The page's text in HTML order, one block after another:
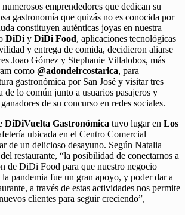
emprendedores que dedican su
gastronomía que quizás no es conocida por
constituyen auténticas joyas en nuestra
DiDi y DiDi Food, aplicaciones tecnológicas
y entrega de comida, decidieron aliarse
Joao Gómez y Stephanie Villalobos, más
como @adondeircostarica, para
gastronómica por San José y visitar tres
de lo común junto a usuarios pasajeros y
de su concurso en redes sociales.
DiDiVuelta Gastronómica tuvo lugar en Los
ubicada en el Centro Comercial
de un delicioso desayuno. Según Natalia
restaurante, “la posibilidad de conectarnos a
de DiDi Food para que nuestro negocio
la pandemia fue un gran apoyo, y poder dar a
a través de estas actividades nos permite
clientes para seguir creciendo”,